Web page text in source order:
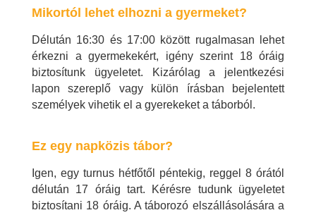
Mikortól lehet elhozni a gyermeket?
Délután 16:30 és 17:00 között rugalmasan lehet
érkezni a gyermekekért, igény szerint 18 óráig
biztosítunk ügyeletet. Kizárólag a jelentkezési
lapon szereplő vagy külön írásban bejelentett
személyek vihetik el a gyerekeket a táborból.
Ez egy napközis tábor?
Igen, egy turnus hétfőtől péntekig, reggel 8 órától
délután 17 óráig tart. Kérésre tudunk ügyeletet
biztosítani 18 óráig. A táborozó elszállásolására a